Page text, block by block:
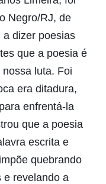
Negro/RJ, de
a dizer poesias
que a poesia é
luta. Foi
era ditadura,
enfrentá-la
que a poesia
escrita e
quebrando
e revelando a